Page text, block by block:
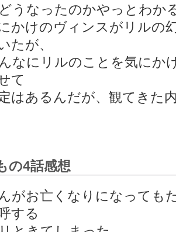
うなったのかやっとわか
かけのヴィンスがリルの
たが、
なにリルのことを気に
て
はあるんだが、観てきた
の4話感想
がお亡くなりになっても
する